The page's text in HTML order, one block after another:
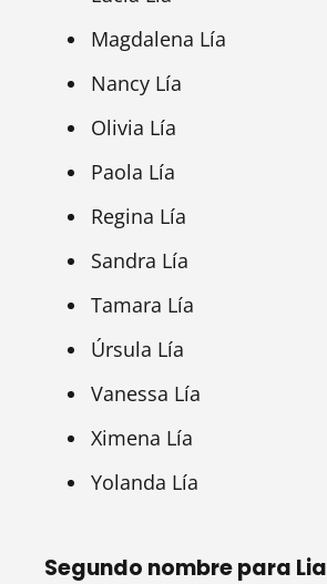
Magdalena Lía
Nancy Lía
Olivia Lía
Paola Lía
Regina Lía
Sandra Lía
Tamara Lía
Úrsula Lía
Vanessa Lía
Ximena Lía
Yolanda Lía
Segundo nombre para Lia